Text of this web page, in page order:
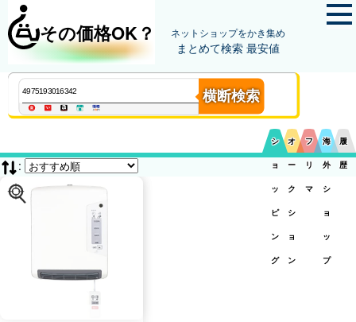
その価格OK？ ネットショップをかき集め
まとめて検索 最安値
横断検索
シ
ョ
ッ
ピ
ン
グ
オ
ー
ク
シ
ョ
ン
フ
リ
マ
海
外
シ
ョ
ッ
プ
履
歴
: